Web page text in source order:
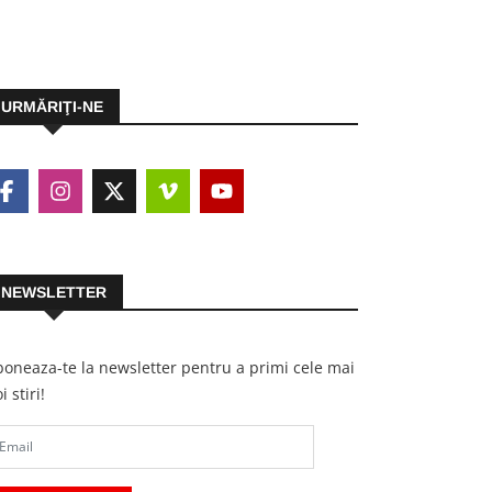
URMĂRIŢI-NE
NEWSLETTER
te la newsletter pentru a primi cele mai
stiri!